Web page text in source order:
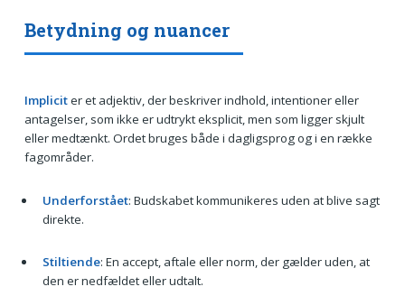
Betydning og nuancer
Impliciter et adjektiv, der beskriver indhold, intentioner eller
antagelser, som ikke er udtrykt eksplicit, men som ligger skjult
eller medtænkt. Ordet bruges både i dagligsprog og i en række
fagområder.
Underforstået: Budskabet kommunikeres uden at blive sagt
direkte.
Stiltiende: En accept, aftale eller norm, der gælder uden, at
den er nedfældet eller udtalt.